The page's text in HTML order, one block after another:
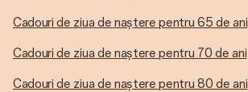
Cadouri de ziua de naștere pentru 65 de ani
Cadouri de ziua de naștere pentru 70 de ani
Cadouri de ziua de naștere pentru 80 de ani